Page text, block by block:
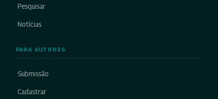
Pesquisar
Notícias
PARA AUTORES
Submissão
Cadastrar